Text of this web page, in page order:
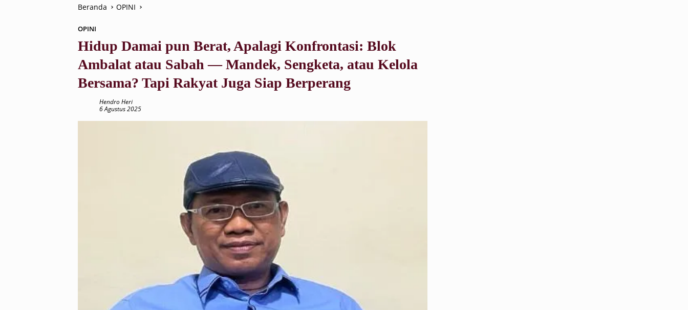
Beranda OPINI
OPINI
Hidup Damai pun Berat, Apalagi Konfrontasi: Blok
Ambalat atau Sabah — Mandek, Sengketa, atau Kelola
Bersama? Tapi Rakyat Juga Siap Berperang
Hendro Heri
6 Agustus 2025